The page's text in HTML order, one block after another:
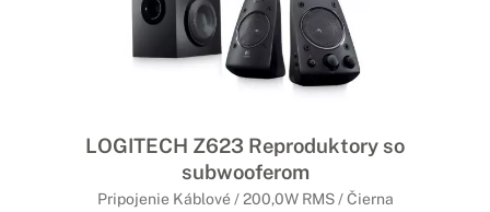
LOGITECH Z623 Reproduktory so
subwooferom
Pripojenie Káblové / 200,0W RMS / Čierna